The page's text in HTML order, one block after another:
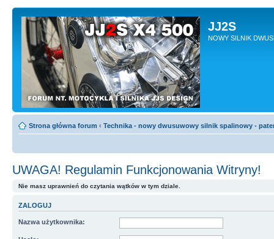
JJ2S
NOWY SILNIK
Strona główna forum ‹ Technika - nowy dwusuwowy silnik spalinowy -
UWAGA! Regulamin Funkcjonowania Witryny!
Nie masz uprawnień do czytania wątków w tym dziale.
ZALOGUJ
Nazwa użytkownika: